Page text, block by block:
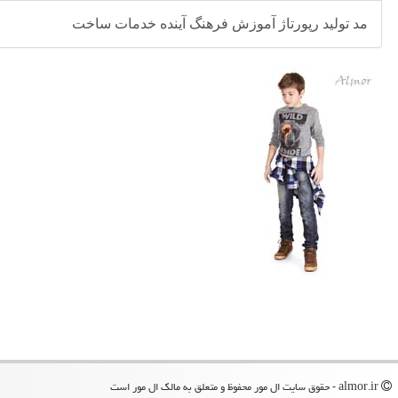
مد تولید رپورتاژ آموزش فرهنگ آینده خدمات ساخت